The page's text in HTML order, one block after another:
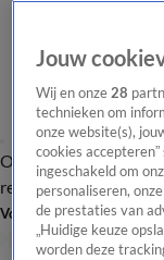
Overzicht Laatste nieuws
redactie
Volg Hart van Nederland
Jouw
Wij en onze28
technieken om
onze website(s),
cookies
ingeschakeld om
personaliseren,
de prestaties van
„Huidige keuze
worden deze